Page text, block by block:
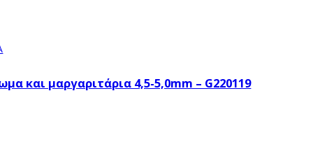
και μαργαριτάρια 4,5-5,0mm – G220119